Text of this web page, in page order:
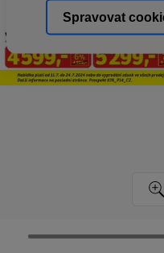
Spravovat